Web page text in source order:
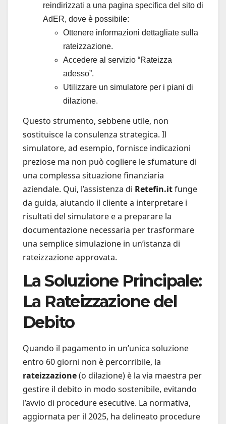
reindirizzati a una pagina specifica del sito di
AdER, dove è possibile:
Ottenere informazioni dettagliate sulla
rateizzazione.
Accedere al servizio “Rateizza
adesso”.
Utilizzare un simulatore per i piani di
dilazione.
Questo strumento, sebbene utile, non
sostituisce la consulenza strategica. Il
simulatore, ad esempio, fornisce indicazioni
preziose ma non può cogliere le sfumature di
una complessa situazione finanziaria
aziendale. Qui, l’assistenza di Retefin.itfunge
da guida, aiutando il cliente a interpretare i
risultati del simulatore e a preparare la
documentazione necessaria per trasformare
una semplice simulazione in un’istanza di
rateizzazione approvata.
La Soluzione Principale:
La Rateizzazione del
Debito
Quando il pagamento in un’unica soluzione
entro 60 giorni non è percorribile, la
rateizzazione(o dilazione) è la via maestra per
gestire il debito in modo sostenibile, evitando
l’avvio di procedure esecutive. La normativa,
aggiornata per il 2025, ha delineato procedure